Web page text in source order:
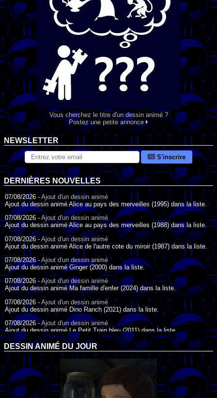
Vous cherchez le titre d'un dessin animé ?
Postez une petite annonce
NEWSLETTER
S'inscrire
DERNIÈRES NOUVELLES
07/08/2026 - Ajout d'un dessin animé
Ajout du dessin animé Alice au pays des merveilles (1995) dans la liste.
07/08/2026 - Ajout d'un dessin animé
Ajout du dessin animé Alice au pays des merveilles (1988) dans la liste.
07/08/2026 -Ajout d'un dessin animé
Ajout du dessin animé Alice de l'autre cote du miroir (1987) dans la liste.
07/08/2026 - Ajout d'un dessin animé
Ajout du dessin animé Ginger (2000) dans la liste.
07/08/2026 - Ajout d'un dessin animé
Ajout du dessin animé Ma famille d'enfer (2024) dans la liste.
07/08/2026 -Ajout d'un dessin animé
Ajout du dessin animé Dino Ranch (2021) dans la liste.
07/08/2026 -Ajout d'un dessin animé
Ajout du dessin animé Le Petit Train bleu (2011) dans la liste.
07/08/2026 -Ajout d'un dessin animé
Ajout du dessin animé Agent Spécial Oso (2009) dans la liste.
17/07/2026 -Ajout d'un dessin animé
Ajout du dessin animé Peter Pan (1988) dans la liste.
17/07/2026 -
Ajout d'un dessin animé
Ajout du dessin animé Le Bossu de Notre-Dame (1996) dans la liste.
DESSIN ANIMÉ DU JOUR